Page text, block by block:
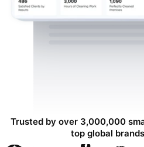
Trusted by over 3,000,000
top global